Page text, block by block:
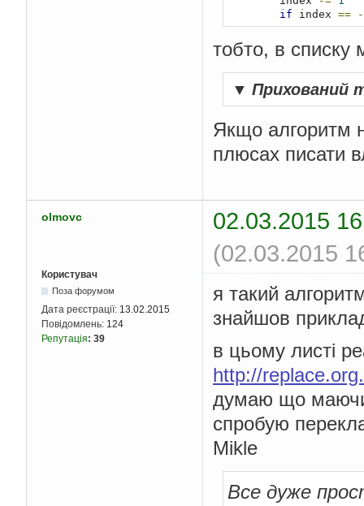
if index == -
break
result_list. append(
print result_list
тобто, в списку
▼ Прихований
Якщо алгоритм
плюсах писати
olmovc
02.03.2015
(02.03.2015
Користувач
Поза форумом
Дата реєстрації: 13.02.2015
Повідомлень: 124
Репутація: 39
я такий
знайшов
в цьому листі
http://
думаю що маючи
спробую
Mikle
Все дуже